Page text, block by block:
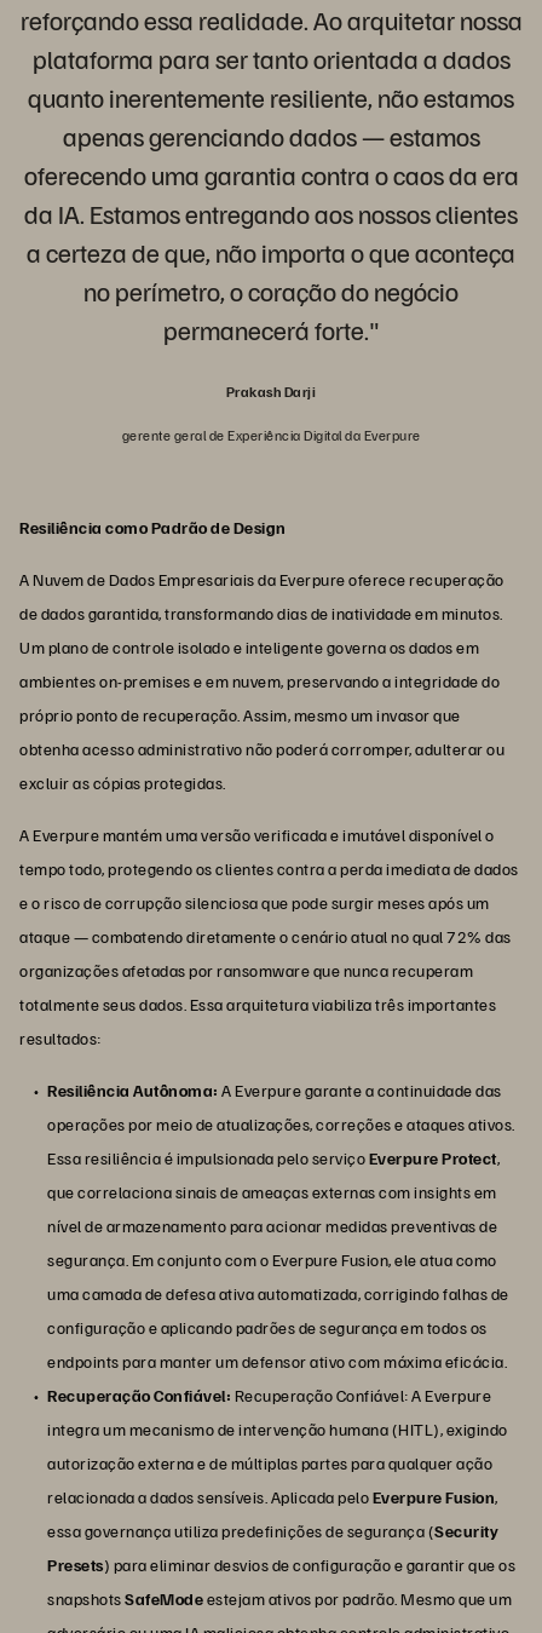
reforçando essa realidade. Ao arquitetar nossa
plataforma para ser tanto orientada a dados
quanto inerentemente resiliente, não estamos
apenas gerenciando dados — estamos
oferecendo uma garantia contra o caos da era
da IA. Estamos entregando aos nossos clientes
a certeza de que, não importa o que aconteça
no perímetro, o coração do negócio
permanecerá forte."
Prakash Darji
gerente geral de Experiência Digital da Everpure
Resiliência como Padrão de Design
A Nuvem de Dados Empresariais da Everpure oferece recuperação
de dados garantida, transformando dias de inatividade em minutos.
Um plano de controle isolado e inteligente governa os dados em
ambientes on-premises e em nuvem, preservando a integridade do
próprio ponto de recuperação. Assim, mesmo um invasor que
obtenha acesso administrativo não poderá corromper, adulterar ou
excluir as cópias protegidas.
A Everpure mantém uma versão verificada e imutável disponível o
tempo todo, protegendo os clientes contra a perda imediata de dados
e o risco de corrupção silenciosa que pode surgir meses após um
ataque — combatendo diretamente o cenário atual no qual 72% das
organizações afetadas por ransomware que nunca recuperam
totalmente seus dados. Essa arquitetura viabiliza três importantes
resultados:
Resiliência Autônoma: A Everpure garante a continuidade das
operações por meio de atualizações, correções e ataques ativos.
Essa resiliência é impulsionada pelo serviçoEverpure Protect,
que correlaciona sinais de ameaças externas com insights em
nível de armazenamento para acionar medidas preventivas de
segurança. Em conjunto com o Everpure Fusion, ele atua como
uma camada de defesa ativa automatizada, corrigindo falhas de
configuração e aplicando padrões de segurança em todos os
endpoints para manter um defensor ativo com máxima eficácia.
Recuperação Confiável: Recuperação Confiável: A Everpure
integra um mecanismo de intervenção humana (HITL), exigindo
autorização externa e de múltiplas partes para qualquer ação
relacionada a dados sensíveis. Aplicada peloEverpure Fusion,
essa governança utiliza predefinições de segurança (Security
Presets) para eliminar desvios de configuração e garantir que os
snapshotsSafeModeestejam ativos por padrão. Mesmo que um